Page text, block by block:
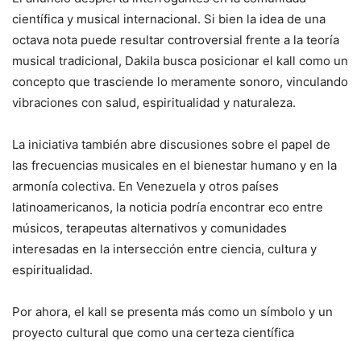
científica y musical internacional. Si bien la idea de una
octava nota puede resultar controversial frente a la teoría
musical tradicional, Dakila busca posicionar el kall como un
concepto que trasciende lo meramente sonoro, vinculando
vibraciones con salud, espiritualidad y naturaleza.
La iniciativa también abre discusiones sobre el papel de
las frecuencias musicales en el bienestar humano y en la
armonía colectiva. En Venezuela y otros países
latinoamericanos, la noticia podría encontrar eco entre
músicos, terapeutas alternativos y comunidades
interesadas en la intersección entre ciencia, cultura y
espiritualidad.
Por ahora, el kall se presenta más como un símbolo y un
proyecto cultural que como una certeza científica